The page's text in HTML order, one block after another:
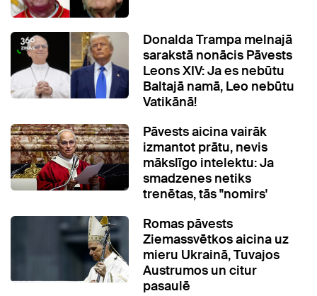
Donalda Trampa melnajā
sarakstā nonācis Pāvests
Leons XIV: Ja es nebūtu
Baltajā namā, Leo nebūtu
Vatikānā!
Pāvests aicina vairāk
izmantot prātu, nevis
mākslīgo intelektu: Ja
smadzenes netiks
trenētas, tās "nomirs'
Romas pāvests
Ziemassvētkos aicina uz
mieru Ukrainā, Tuvajos
Austrumos un citur
pasaulē